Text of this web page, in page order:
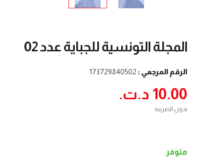
المجلة التونسية للجباية عدد 02
الرقم المرجعي : 173729840502
10.00 د.ت.‏
بدون الضريبة
متوفر